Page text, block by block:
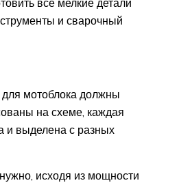
и сварочный
мотоблока должны
на схеме, каждая
и выделена с разных
исходя из мощности